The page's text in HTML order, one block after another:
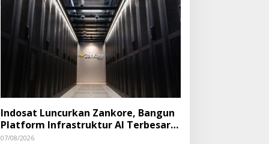
Indosat Luncurkan Zankore, Bangun
Platform Infrastruktur AI Terbesar
di Asia Tenggara
07/08/2026